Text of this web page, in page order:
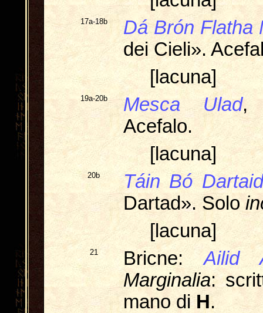
17a-18b
Dá Brón Flatha
dei Cieli».
[lacuna]
19a-20b Mesca Ulad,
Acefalo.
[lacuna]
20b
Táin Bó Dartaid
Dartad». Solo
[lacuna]
21 Bricne:Ailid
Marginalia:
mano diH.